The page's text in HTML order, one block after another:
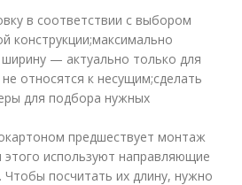
в соответствии с выбором
конструкции;максимально
— актуально только для
относятся к несущим;сделать
для подбора нужных
предшествует монтаж
этого используют направляющие
посчитать их длину, нужно